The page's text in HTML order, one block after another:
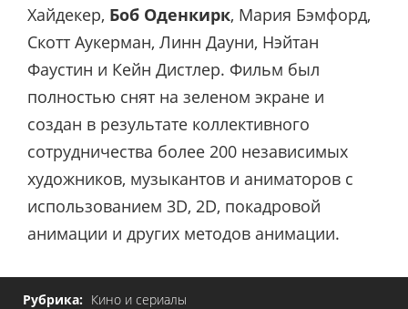
Хайдекер, Боб Оденкирк, Мария Бэмфорд,
Скотт Аукерман, Линн Дауни, Нэйтан
Фаустин и Кейн Дистлер. Фильм был
полностью снят на зеленом экране и
создан в результате коллективного
сотрудничества более 200 независимых
художников, музыкантов и аниматоров с
использованием 3D, 2D, покадровой
анимации и других методов анимации.
Рубрика: Кино и сериалы